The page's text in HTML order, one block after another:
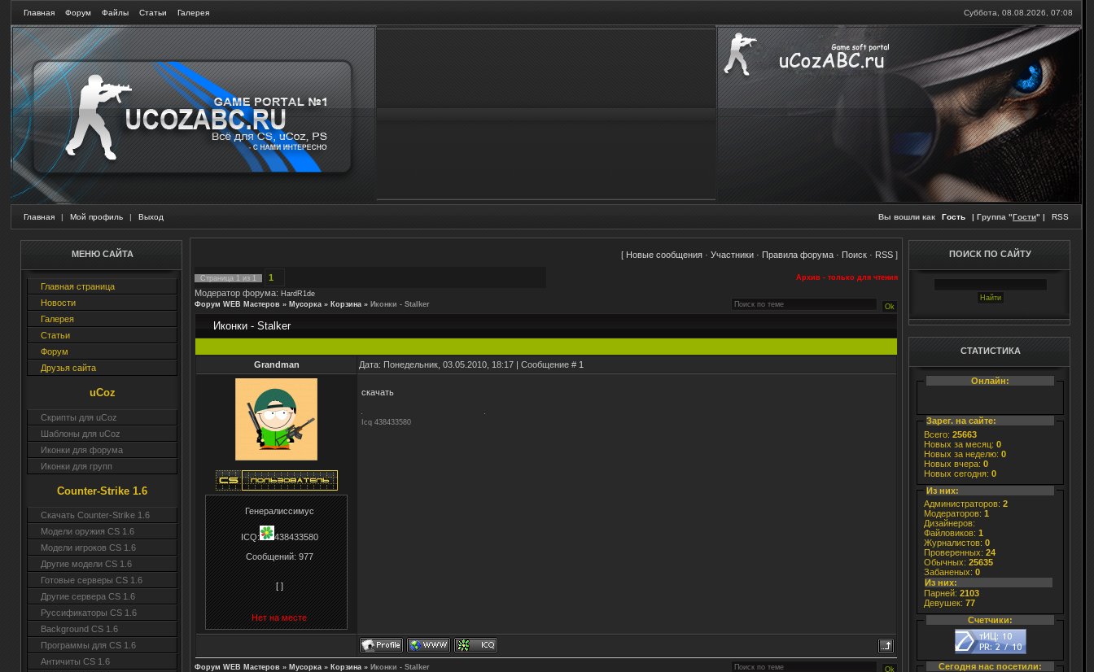
Главная Форум Файлы Статьи Галерея Суббота, 08.08.2026, 07:08
Главная | Мой профиль | Выход Вы вошли как Гость | Группа "Гости" | RSS
МЕНЮ САЙТА
Главная страница
Новости
Галерея
Статьи
Форум
Друзья сайта
uCoz
Скрипты для uCoz
Шаблоны для uCoz
Иконки для форума
Иконки для групп
Counter-Strike 1.6
Скачать Counter-Strike 1.6
Модели оружия CS 1.6
Модели игроков CS 1.6
Другие модели CS 1.6
Готовые серверы CS 1.6
Другие сервера CS 1.6
Руссификаторы CS 1.6
Background CS 1.6
Программы для CS 1.6
Античиты CS 1.6
[ Новые сообщения · Участники · Правила форума · Поиск · RSS ]
Страница 1 из 1 1 Архив - только для чтения
Модератор форума: HardR1de
Форум WEB Мастеров » Мусорка » Корзина » Иконки - Stalker
Иконки - Stalker
Grandman Дата: Понедельник, 03.05.2010, 18:17 | Сообщение # 1
Генералиссимус
ICQ:
438433580
Сообщений:977
[ ]
Нет на месте
скачать
Icq 438433580
Форум WEB Мастеров » Мусорка » Корзина » Иконки - Stalker
ПОИСК ПО САЙТУ
СТАТИСТИКА
Онлайн:
Зарег. на сайте:
Всего: 25663
Новых за месяц: 0
Новых за неделю: 0
Новых вчера: 0
Новых сегодня: 0
Из них:
Администраторов: 2
Модераторов: 1
Дизайнеров:
Файловиков: 1
Журналистов: 0
Проверенных: 24
Обычных: 25635
Забаненых: 0
Из них:
Парней: 2103
Девушек: 77
Счетчики:
Сегодня нас посетили: